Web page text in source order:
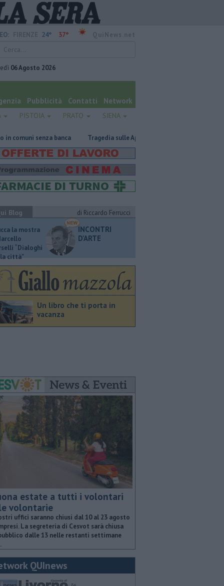
24° 37°
06 Agosto 2026
Pubblicità Contatti Network
PISTOIA PRATO SIENA
banca Tragedia sulle Apuane, muore davanti ai nipoti
Blog
di Riccardo Ferrucci
la mostra
“Dialoghi
la città"
INCONTRI
D'ARTE
Un libro che ti porta in
vacanza
estate a tutti i volontari
volontarie
uffici saranno chiusi dal 10 al 23 agosto
La segreteria di Cesvot sarà chiusa
dalle 13 nelle restanti settimane
QUInews